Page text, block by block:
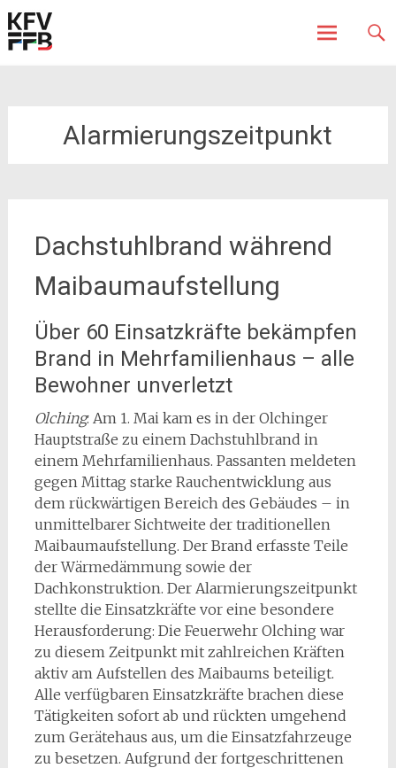
Alarmierungszeitpunkt
Dachstuhlbrand während
Maibaumaufstellung
Über 60 Einsatzkräfte bekämpfen
Brand in Mehrfamilienhaus – alle
Bewohner unverletzt
Olching: Am 1. Mai kam es in der Olchinger
Hauptstraße zu einem Dachstuhlbrand in
einem Mehrfamilienhaus. Passanten meldeten
gegen Mittag starke Rauchentwicklung aus
dem rückwärtigen Bereich des Gebäudes – in
unmittelbarer Sichtweite der traditionellen
Maibaumaufstellung. Der Brand erfasste Teile
der Wärmedämmung sowie der
Dachkonstruktion. Der Alarmierungszeitpunkt
stellte die Einsatzkräfte vor eine besondere
Herausforderung: Die Feuerwehr Olching war
zu diesem Zeitpunkt mit zahlreichen Kräften
aktiv am Aufstellen des Maibaums beteiligt.
Alle verfügbaren Einsatzkräfte brachen diese
Tätigkeiten sofort ab und rückten umgehend
zum Gerätehaus aus, um die Einsatzfahrzeuge
zu besetzen. Aufgrund der fortgeschrittenen